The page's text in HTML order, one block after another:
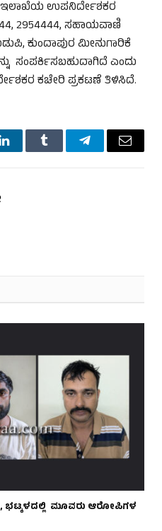
ಇಲಾಖೆಯ ಉಪನಿರ್ದೇಶಕರ
2954444, ಸಹಾಯವಾಣಿ
ಕುಂದಾಪುರ ಮೀನುಗಾರಿಕೆ
ಸಂಪರ್ಕಿಸಬಹುದಾಗಿದೆ ಎಂದು
ಕಚೇರಿ ಪ್ರಕಟಣೆ ತಿಳಿಸಿದೆ.
LinkedInTumblr TelegramEmail
ಭಟ್ಕಳದಲ್ಲಿ ಮೂವರು ಆರೋಪಿಗಳ